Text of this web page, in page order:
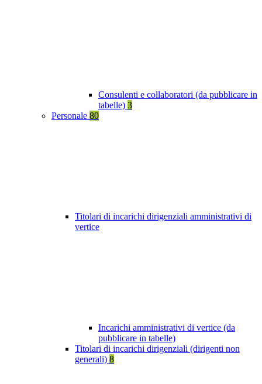
Consulenti e collaboratori (da pubblicare in
tabelle) 3
Personale 80
Titolari di incarichi dirigenziali amministrativi di
vertice
Incarichi amministrativi di vertice (da
pubblicare in tabelle)
Titolari di incarichi dirigenziali (dirigenti non
generali) 8